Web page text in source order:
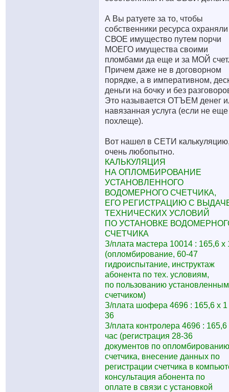
А Вы ратуете за то, чтобы
собственники ресурса охраняли
СВОЕ имущество путем порчи
МОЕГО имущества своими
пломбами да еще и за МОЙ счет.
Причем даже не в договорном
порядке, а в императивном,
деньги на бочку и без
Это называется ОТЪЕМ денег
навязанная услуга (если не еще
похлеще).
Вот нашел в СЕТИ
очень любопытно.
КАЛЬКУЛЯЦИЯ
НА ОПЛОМБИРОВАНИЕ
УСТАНОВЛЕННОГО
ВОДОМЕРНОГО СЧЕТЧИКА,
ЕГО РЕГИСТРАЦИЮ С
ТЕХНИЧЕСКИХ УСЛОВИЙ
ПО УСТАНОВКЕ
СЧЕТЧИКА
З/плата мастера 10014 : 165,6 x
(опломбирование, 60-47
гидроиспытание, инструктаж
абонента по тех. условиям,
по пользованию установленным
счетчиком)
З/плата шофера 4696 : 165,6 x 1
36
З/плата контролера 4696 : 165,6
час (регистрация 28-36
документов по опломбированию
счетчика, внесение данных по
регистрации счетчика в
консультация абонента по
оплате в связи с установкой